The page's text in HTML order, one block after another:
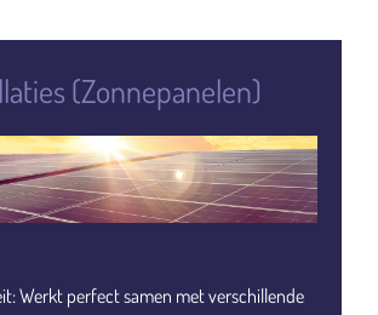
(Zonnepanelen)
Werkt perfect samen met verschillende